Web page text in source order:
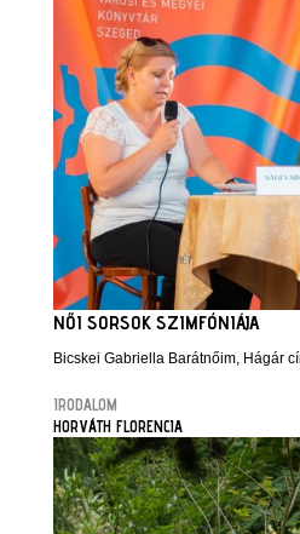
NŐI SORSOK SZIMFÓNIÁJA
Bicskei Gabriella Barátnőim, Hágár
IRODALOM
HORVÁTH FLORENCIA